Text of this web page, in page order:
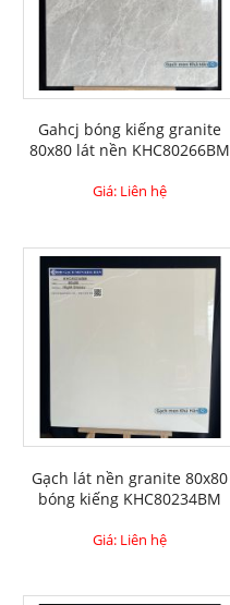
Gahcj bóng kiếng granite
80x80 lát nền KHC80266BM
Giá: Liên hệ
Gạch lát nền granite 80x80
bóng kiếng KHC80234BM
Giá: Liên hệ